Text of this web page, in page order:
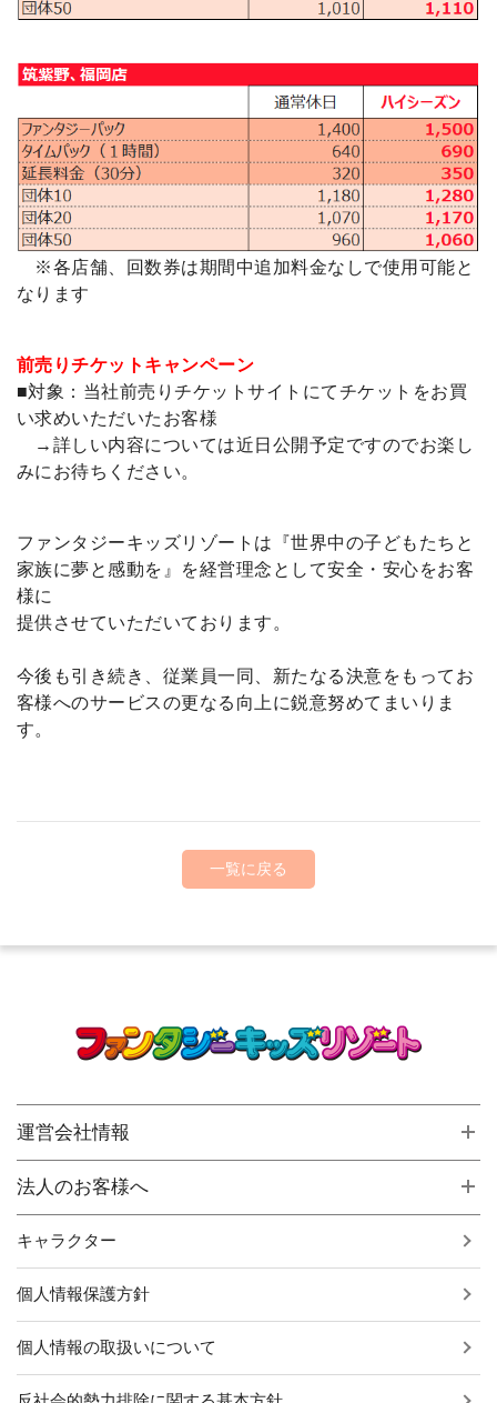
※各店舗、回数券は期間中追加料金なしで使用可能と
なります
前売りチケットキャンペーン
■対象：当社前売りチケットサイトにてチケットをお買
い求めいただいたお客様
→詳しい内容については近日公開予定ですのでお楽し
みにお待ちください。
ファンタジーキッズリゾートは『世界中の子どもたちと
家族に夢と感動を』を経営理念として安全・安心をお客
様に
提供させていただいております。
今後も引き続き、従業員一同、新たなる決意をもってお
客様へのサービスの更なる向上に鋭意努めてまいりま
す。
一覧に戻る
運営会社情報
法人のお客様へ
キャラクター
個人情報保護方針
個人情報の取扱いについて